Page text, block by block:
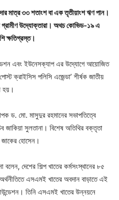
মাত্র ৩৩ শতাংশ বা এক তৃতীয়াংশ ঋণ পান।
গ্রামীণ উদ্যোক্তারা। অথচ কোভিড-১৯ এ
ক্ষতিগ্রস্ত।
এবং ইউনেসক্যাপ এর উদ্যোগে আয়োজিত
ক্রাইসিস পলিসি এজেন্ডা’ শীর্ষক জাতীয়
হয়।
ড. মো. মাসুদুর রহমানের সভাপতিত্বে
জাকিয়া সুলতানা। বিশেষ অতিথির বক্তৃতা
জাকের হোসেন।
বলেন, দেশের শিল্প খাতের কর্মসংস্থানের ৮৫
এসএমই খাতের অবদান বাড়াতে এই
তিনি এসএমই খাতের উন্নয়নে